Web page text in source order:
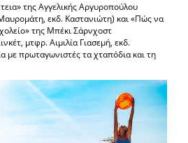
της Αγγελικής Αργυροπούλου
εκδ. Καστανιώτη) και «Πώς να
της Μπέκι Σάρνχοστ
μτφρ. Αιμιλία Γιασεμή, εκδ.
με πρωταγωνιστές τα χταπόδια και τη